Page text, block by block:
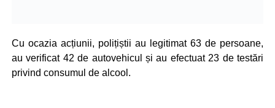
Cu ocazia acțiunii, polițiștii au legitimat 63 de persoane,
au verificat 42 de autovehicul și au efectuat 23 de testări
privind consumul de alcool.